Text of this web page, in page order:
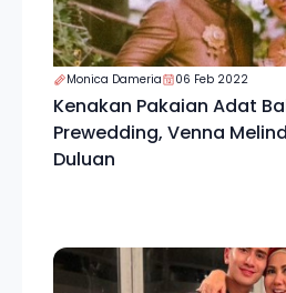
Monica Dameria 06 Feb 2022
Kenakan Pakaian Adat
Prewedding, Venna
Duluan